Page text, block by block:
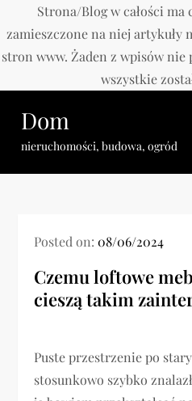
Strona/Blog w całości
zamieszczone na niej artykuły
stron www. Żaden z wpisów
wszystkie
content
Dom
nieruchomości, budowa, ogród
Posted on:08/06/2024
Czemu loftowe
cieszą takim
Puste przestrzenie po
stosunkowo szybko